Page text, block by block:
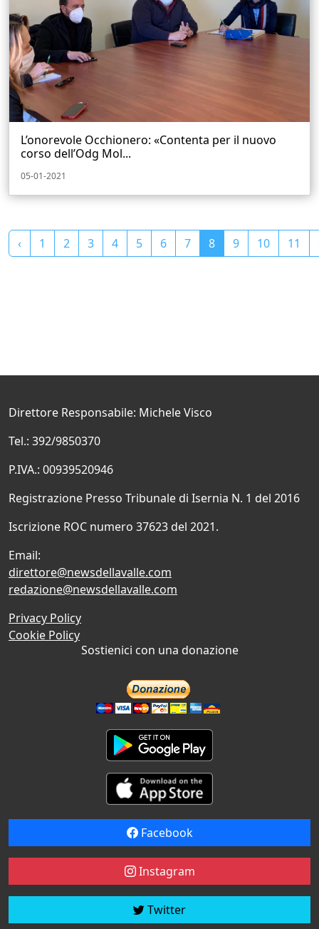
L’onorevole Occhionero: «Contenta per il nuovo
corso dell’Odg Mol...
05-01-2021
‹ 1 2 3 4 5 6 7 8 9 10 11
Direttore Responsabile: Michele Visco
Tel.: 392/9850370
P.IVA.: 00939520946
Registrazione Presso Tribunale di Isernia N. 1 del 2016
Iscrizione ROC numero 37623 del 2021.
Email:
direttore@newsdellavalle.com
redazione@newsdellavalle.com
Privacy Policy
Cookie Policy
Sostienici con una donazione
Facebook
Instagram
Twitter